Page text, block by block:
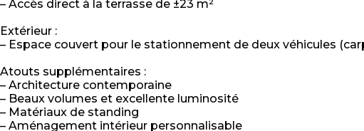
– Accès direct à la terrasse de ±23 m²
Extérieur :
– Espace couvert pour le stationnement de deux véhicules
Atouts supplémentaires :
– Architecture contemporaine
– Beaux volumes et excellente luminosité
– Matériaux de standing
– Aménagement intérieur personnalisable